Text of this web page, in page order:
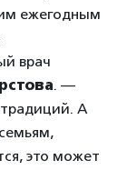
ежегодным
врач
. —
А
это может